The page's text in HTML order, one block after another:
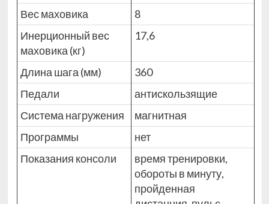
Вес маховика
8
Инерционный вес
маховика (кг)
17,6
Длина шага (мм)
360
Педали
антискользящие
Система нагружения
магнитная
Программы
нет
Показания консоли
время тренировки,
обороты в минуту,
пройденная